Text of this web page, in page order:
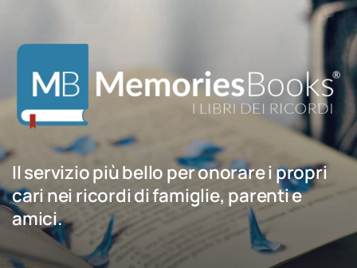
Il servizio più bello per onorare i propri
cari nei ricordi di famiglie, parenti e
amici.